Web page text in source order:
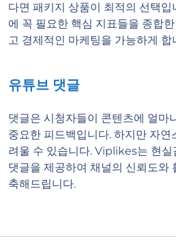
다면 패키지 상품이 최적의 선택입
에 꼭 필요한 핵심 지표들을 종합
고 경제적인 마케팅을 가능하게 합
유튜브 댓글
댓글은 시청자들이 콘텐츠에 얼마
중요한 피드백입니다. 하지만 자연
려울 수 있습니다. Viplikes는 현실
댓글을 제공하여 채널의 신뢰도와
축해드립니다.